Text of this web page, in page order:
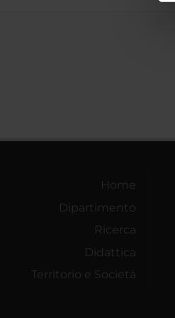
Home
Dipartimento
Ricerca
Didattica
Territorio e Società